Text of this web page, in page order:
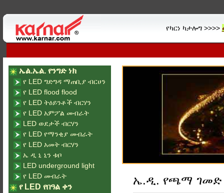
የካርነ ካታሎግ >>>>
ኤ.ዲ. የጫማ ገመድ
ኤል.ኤል. የንግድ ነክ
የ LED ግድግዳ ማጠቢያ ብርሀን
የ LED flood flood
የ LED ትዕይንቶች ብርሃን
የ LED አምፖል መብራት
LED ወደታች ብርሃን
የ LED የማንቂያ መብራት
የ LED አመት ብርሃን
ኤ ዲ ኒ ኒን ቱቦ
LED underground light
የ LED መብራት
የ LED የበዓል ቀን